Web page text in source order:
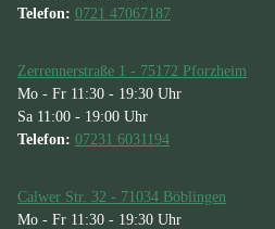
Telefon: 0721 47067187
Zerrennerstraße 1 - 75172 Pforzheim
Mo - Fr 11:30 - 19:30 Uhr
Sa 11:00 - 19:00 Uhr
Telefon: 07231 6031194
Calwer Str. 32 - 71034 Böblingen
Mo - Fr 11:30 - 19:30 Uhr